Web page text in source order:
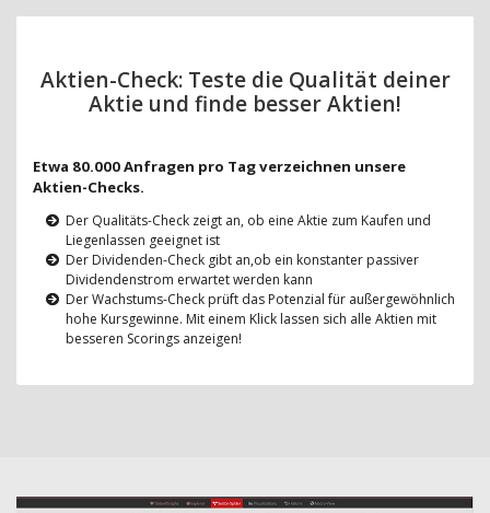
Aktien-Check: Teste die Qualität deiner
Aktie und finde besser Aktien!
Etwa 80.000 Anfragen pro Tag verzeichnen unsere
Aktien-Checks.
Der Qualitäts-Check zeigt an, ob eine Aktie zum Kaufen und
Liegenlassen geeignet ist
Der Dividenden-Check gibt an,ob ein konstanter passiver
Dividendenstrom erwartet werden kann
Der Wachstums-Check prüft das Potenzial für außergewöhnlich
hohe Kursgewinne. Mit einem Klick lassen sich alle Aktien mit
besseren Scorings anzeigen!